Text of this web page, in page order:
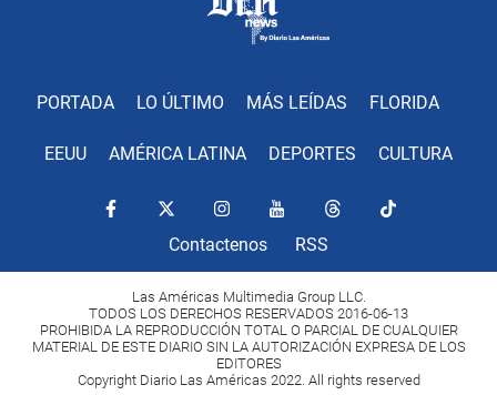
PORTADA LO ÚLTIMO MÁS LEÍDAS FLORIDA
EEUU AMÉRICA LATINA DEPORTES CULTURA
Contactenos RSS
Las Américas Multimedia Group LLC.
TODOS LOS DERECHOS RESERVADOS 2016-06-13
PROHIBIDA LA REPRODUCCIÓN TOTAL O PARCIAL DE CUALQUIER
MATERIAL DE ESTE DIARIO SIN LA AUTORIZACIÓN EXPRESA DE LOS
EDITORES
Copyright Diario Las Américas 2022. All rights reserved